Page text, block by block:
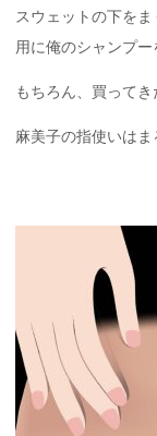
スウェットの下を
用に俺のシャンプー
もちろん、買ってき
麻美子の指使いはま